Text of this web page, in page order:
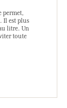
permet,
Il est plus
litre. Un
toute